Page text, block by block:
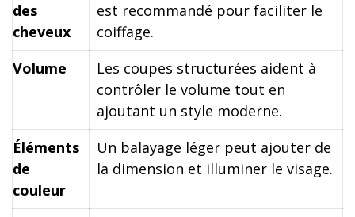
des
cheveux
est recommandé pour faciliter le
coiffage.
Volume
Les coupes structurées aident à
contrôler le volume tout en
ajoutant un style moderne.
Éléments
de
couleur
Un balayage léger peut ajouter de
la dimension et illuminer le visage.